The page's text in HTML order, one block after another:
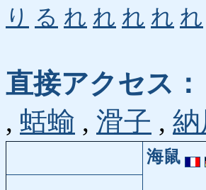
り る れ れ れ れ れ
直接アクセス：
, 蛞蝓 , 滑子 , 納
海鼠